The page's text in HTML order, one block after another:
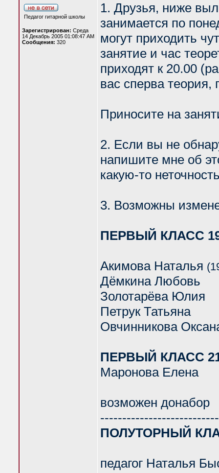
Педагог гитарной школы
Зарегистрирован: Среда
14 Декабрь 2005 01:08:47 AM
Сообщения: 320
1. Друзья, ниже
занимается по
могут приходить
занятие и час
приходят к 20.00
вас сперва теория,
Приносите на
2. Если вы не
напишите мне об
какую-то
3. Возможны
ПЕРВЫЙ КЛАСС
Акимова Наталья
Дёмкина Любовь
Золотарёва Юлия
Петрук Татьяна
Овчинникова
ПЕРВЫЙ КЛАСС
Маронова Елена
возможен донабор
ПОЛУТОРНЫЙ
педагог Наталья